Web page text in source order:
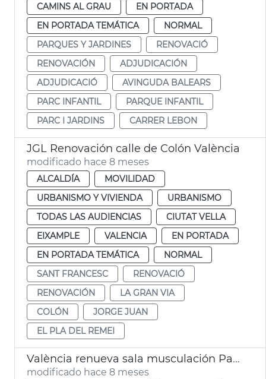
CAMINS AL GRAU
EN PORTADA
EN PORTADA TEMÁTICA
NORMAL
PARQUES Y JARDINES
RENOVACIÓ
RENOVACIÓN
ADJUDICACIÓN
ADJUDICACIÓ
AVINGUDA BALEARS
PARC INFANTIL
PARQUE INFANTIL
PARC I JARDINS
CARRER LEBON
JGL Renovación calle de Colón València
modificado hace 8 meses
ALCALDÍA
MOVILIDAD
URBANISMO Y VIVIENDA
URBANISMO
TODAS LAS AUDIENCIAS
CIUTAT VELLA
EIXAMPLE
VALENCIA
EN PORTADA
EN PORTADA TEMÁTICA
NORMAL
SANT FRANCESC
RENOVACIÓ
RENOVACIÓN
LA GRAN VIA
COLÓN
JORGE JUAN
EL PLA DEL REMEI
València renueva sala musculación Pabellón de la Malva-rosa València
modificado hace 8 meses